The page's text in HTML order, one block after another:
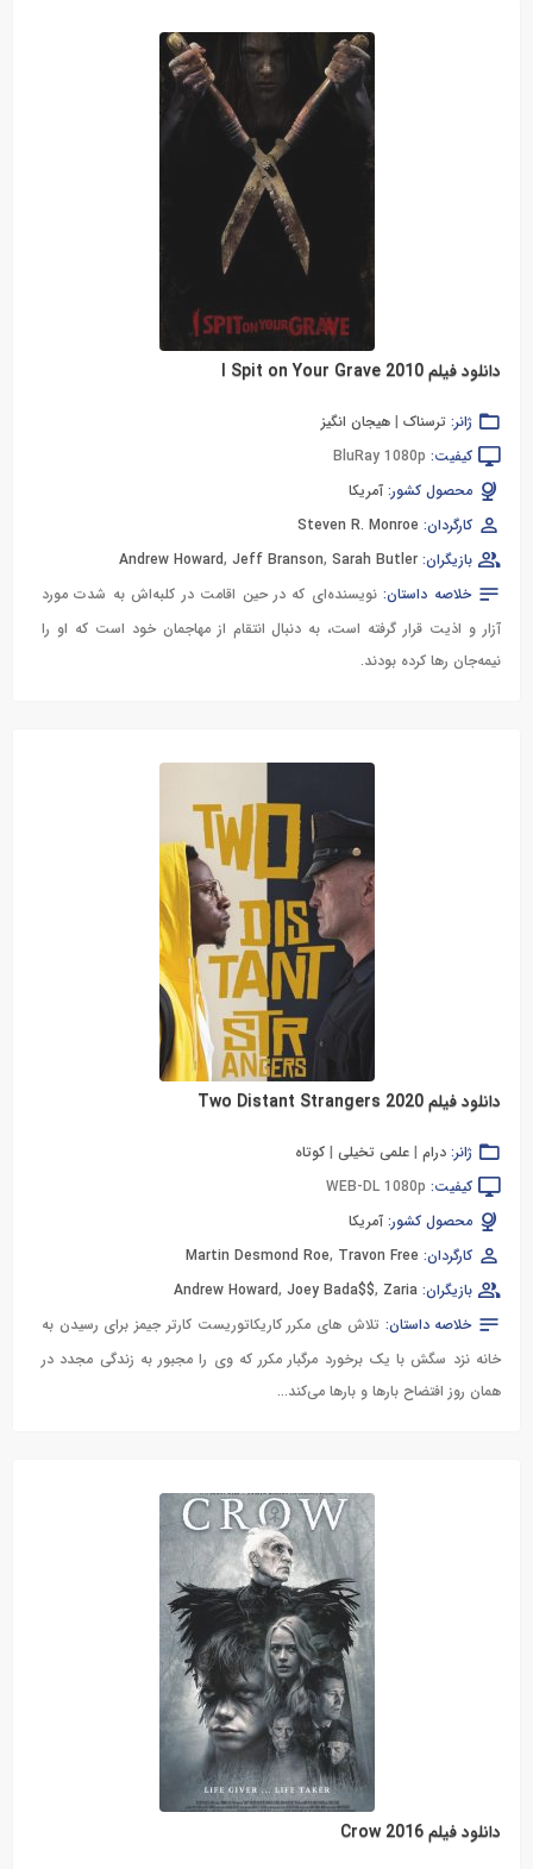
دانلود فیلم I Spit on Your Grave 2010
ژانر: ترسناک | هیجان انگیز
کیفیت: BluRay 1080p
محصول کشور: آمریکا
کارگردان: Steven R. Monroe
بازیگران:
Andrew Howard, Jeff Branson, Sarah Butler
خلاصه داستان:نویسنده‌ای که در حین اقامت در کلبه‌اش به شدت مورد
آزار و اذیت قرار گرفته است، به دنبال انتقام از مهاجمان خود است که او را
نیمه‌جان رها کرده بودند.
دانلود فیلم Two Distant Strangers 2020
ژانر: درام | علمی تخیلی | کوتاه
کیفیت: WEB-DL 1080p
محصول کشور: آمریکا
کارگردان:
Martin Desmond Roe, Travon Free
بازیگران:
Andrew Howard, Joey Bada$$, Zaria
خلاصه داستان: تلاش های مكرر كاریكاتوریست كارتر جیمز برای رسیدن به
خانه نزد سگش با یک برخورد مرگبار مكرر كه وی را مجبور به زندگی مجدد در
همان روز افتضاح بارها و بارها می‌كند...
دانلود فیلم Crow 2016